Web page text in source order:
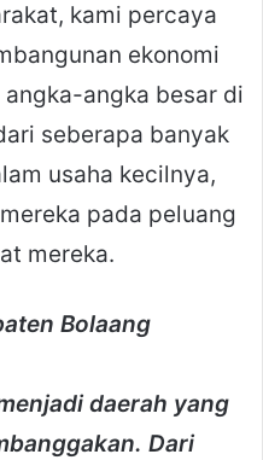
kami percaya
ekonomi
angka besar di
seberapa banyak
usaha kecilnya,
pada peluang
mereka.
Bolaang
daerah yang
Dari